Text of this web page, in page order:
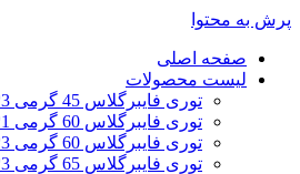
پرش به محتوا
صفحه اصلی
لیست محصولات
توری فایبرگلاس 45 گرمی 3*3
توری فایبرگلاس 60 گرمی 1*2
توری فایبرگلاس 60 گرمی 3*3
توری فایبرگلاس 65 گرمی 3*3